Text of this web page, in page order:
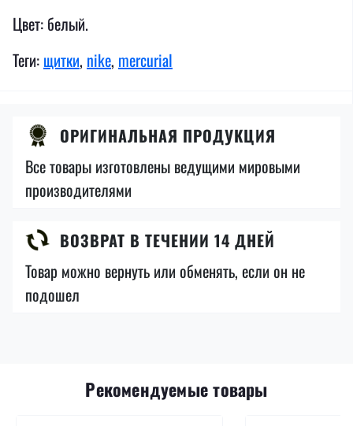
Цвет: белый.
Теги: щитки, nike, mercurial
ОРИГИНАЛЬНАЯ ПРОДУКЦИЯ
Все товары изготовлены ведущими мировыми
производителями
ВОЗВРАТ В ТЕЧЕНИИ 14 ДНЕЙ
Товар можно вернуть или обменять, если он не
подошел
Рекомендуемые товары